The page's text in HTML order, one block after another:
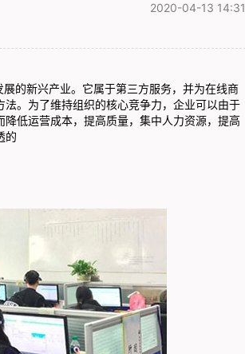
2020-04-13 14:31
的新兴产业。它属于第三方服务，并为在线商
。为了维持组织的核心竞争力，企业可以由于
低运营成本，提高质量，集中人力资源，提高
的